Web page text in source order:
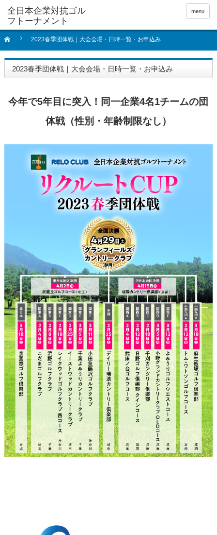
全日本企業対抗ゴル
フトーナメント
menu
2023春季団体戦｜大会会場・日時一覧・お申込み
2023春季団体戦｜大会会場・日時一覧・お申込み
今年で5年目に突入！同一企業4名1チームの団
体戦（性別・年齢制限なし）